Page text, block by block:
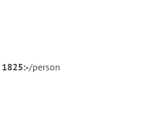
1825:-/person